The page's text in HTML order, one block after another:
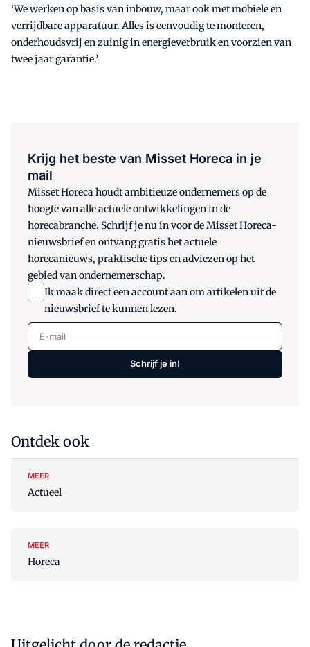
‘We werken op basis van inbouw, maar ook met mobiele en
verrijdbare apparatuur. Alles is eenvoudig te monteren,
onderhoudsvrij en zuinig in energieverbruik en voorzien van
twee jaar garantie.’
Krijg het beste van Misset Horeca in je
mail
Misset Horeca houdt ambitieuze ondernemers op de
hoogte van alle actuele ontwikkelingen in de
horecabranche. Schrijf je nu in voor de Misset Horeca-
nieuwsbrief en ontvang gratis het actuele
horecanieuws, praktische tips en adviezen op het
gebied van ondernemerschap.
Ik maak direct een account aan om artikelen uit de
nieuwsbrief te kunnen lezen.
E-mail
Schrijf je in!
Ontdek ook
MEER
Actueel
MEER
Horeca